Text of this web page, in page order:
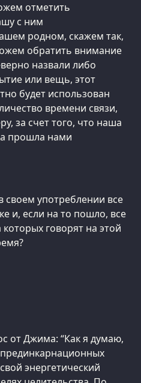
отметить
с ним
родном, скажем так,
обратить внимание
назвали либо
или вещь, этот
будет использован
времени связи,
за счет того, что наша
прошла нами
своем употреблении все
и, если на то пошло, все
которых говорят на этой
от Джима: “Как я думаю,
энергетический